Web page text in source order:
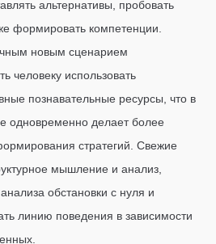
альтернативы, пробовать
формировать компетенции.
новым сценарием
человеку использовать
познавательные ресурсы, что в
одновременно делает более
стратегий. Свежие
мышление и анализ,
обстановки с нуля и
линию поведения в зависимости